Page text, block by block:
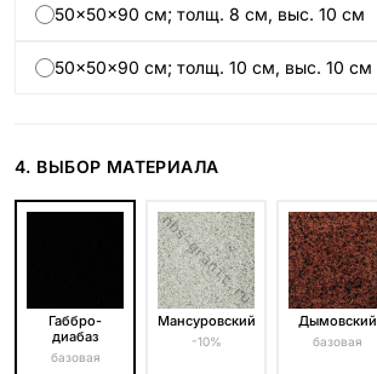
50×50×90 см; толщ. 8 см, выс. 10 см
50×50×90 см; толщ. 10 см, выс. 10 см
4. ВЫБОР МАТЕРИАЛА
Габбро-
диабаз
базовая
Мансуровский
-10%
Дымовский
базовая